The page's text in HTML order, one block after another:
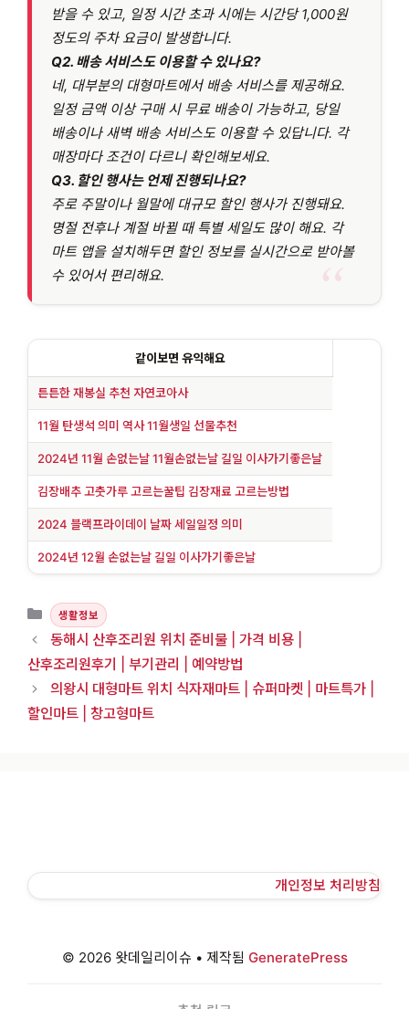
받을 수 있고, 일정 시간 초과 시에는 시간당 1,000원
정도의 주차 요금이 발생합니다.
Q2. 배송 서비스도 이용할 수 있나요?
네, 대부분의 대형마트에서 배송 서비스를 제공해요.
일정 금액 이상 구매 시 무료 배송이 가능하고, 당일
배송이나 새벽 배송 서비스도 이용할 수 있답니다. 각
매장마다 조건이 다르니 확인해보세요.
Q3. 할인 행사는 언제 진행되나요?
주로 주말이나 월말에 대규모 할인 행사가 진행돼요.
명절 전후나 계절 바뀔 때 특별 세일도 많이 해요. 각
마트 앱을 설치해두면 할인 정보를 실시간으로 받아볼
수 있어서 편리해요.
같이보면 유익해요
튼튼한 재봉실 추천 자연코아사
11월 탄생석 의미 역사 11월생일 선물추천
2024년 11월 손없는날 11월손없는날 길일 이사가기좋은날
김장배추 고춧가루 고르는꿀팁 김장재료 고르는방법
2024 블랙프라이데이 날짜 세일일정 의미
2024년 12월 손없는날 길일 이사가기좋은날
카테고리
생활정보
동해시 산후조리원 위치 준비물 | 가격 비용 |
산후조리원후기 | 부기관리 | 예약방법
의왕시 대형마트 위치 식자재마트 | 슈퍼마켓 | 마트특가 |
할인마트 | 창고형마트
개인정보 처리방침
© 2026 왓데일리이슈 • 제작됨 GeneratePress